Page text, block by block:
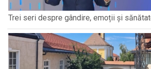
Trei seri despre gândire, emoții și